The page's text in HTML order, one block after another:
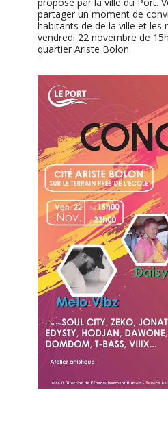
partager un moment de
habitants de de la ville et les
vendredi 22 novembre de
quartier Ariste Bolon.